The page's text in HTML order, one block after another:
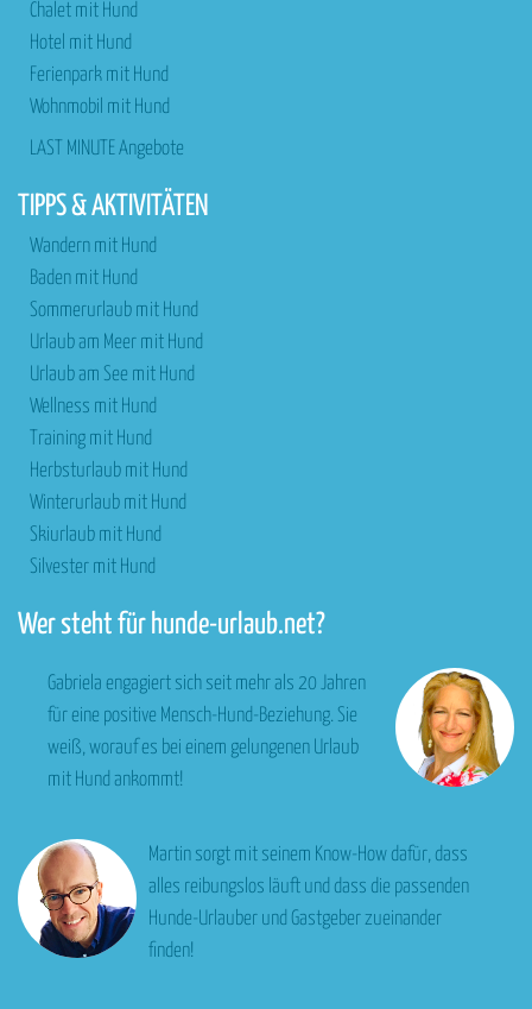
Chalet mit Hund
Hotel mit Hund
Ferienpark mit Hund
Wohnmobil mit Hund
LAST MINUTE Angebote
TIPPS & AKTIVITÄTEN
Wandern mit Hund
Baden mit Hund
Sommerurlaub mit Hund
Urlaub am Meer mit Hund
Urlaub am See mit Hund
Wellness mit Hund
Training mit Hund
Herbsturlaub mit Hund
Winterurlaub mit Hund
Skiurlaub mit Hund
Silvester mit Hund
Wer steht für hunde-urlaub.net?
Gabriela engagiert sich seit mehr als 20 Jahren
für eine positive Mensch-Hund-Beziehung. Sie
weiß, worauf es bei einem gelungenen Urlaub
mit Hund ankommt!
Martin sorgt mit seinem Know-How dafür, dass
alles reibungslos läuft und dass die passenden
Hunde-Urlauber und Gastgeber zueinander
finden!